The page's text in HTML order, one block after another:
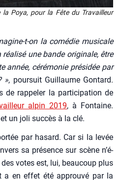
Poya, pour la Fête du Tra­vailleur
t-on la comé­die musi­cale
une bande ori­gi­nale, être
année, céré­mo­nie pré­si­dée par
», pour­suit Guillaume Gon­tard.
de rap­pe­ler la par­ti­ci­pa­tion de
alpin 2019, à Fon­taine.
un joli suc­cès à la clé.
par hasard. Car si la levée
sa pré­sence sur scène n’é­
votes est, lui, beau­coup plus
a en effet été approu­vé par la